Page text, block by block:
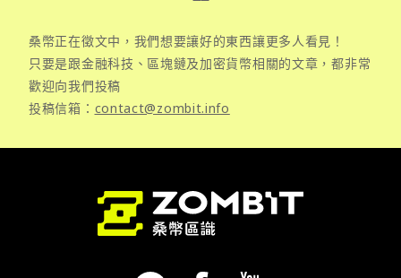
桑幣正在徵文中，我們想要讓好的東西讓更多人看見！
只要是跟金融科技、區塊鏈及加密貨幣相關的文章，都非常
歡迎向我們投稿
投稿信箱： contact@zombit.info